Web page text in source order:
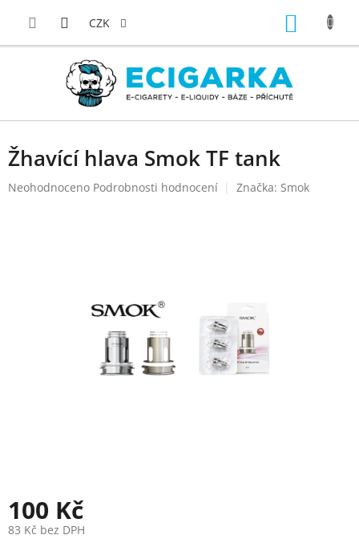
CZK
Žhavící hlava Smok TF tank
Průměrné
Neohodnoceno Podrobnosti hodnocení Značka: Smok
100 Kč
83 Kč bez DPH